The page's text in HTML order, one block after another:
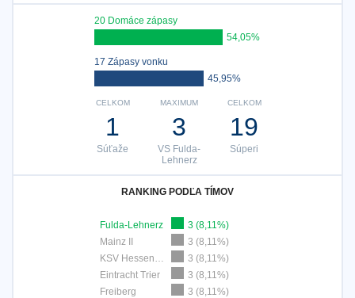
20 Domáce zápasy
54,05%
17 Zápasy vonku
45,95%
CELKOM
19
Súperi
MAXIMUM
3
VS Fulda-
Lehnerz
CELKOM
1
Súťaže
RANKING PODĽA TÍMOV
Fulda-Lehnerz
3 (8,11%)
Mainz II
3 (8,11%)
KSV Hessen Kassel
3 (8,11%)
Eintracht Trier
3 (8,11%)
Freiberg
3 (8,11%)